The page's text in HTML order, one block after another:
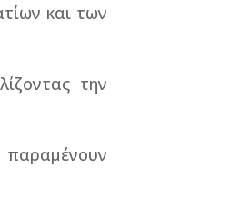
και των
την